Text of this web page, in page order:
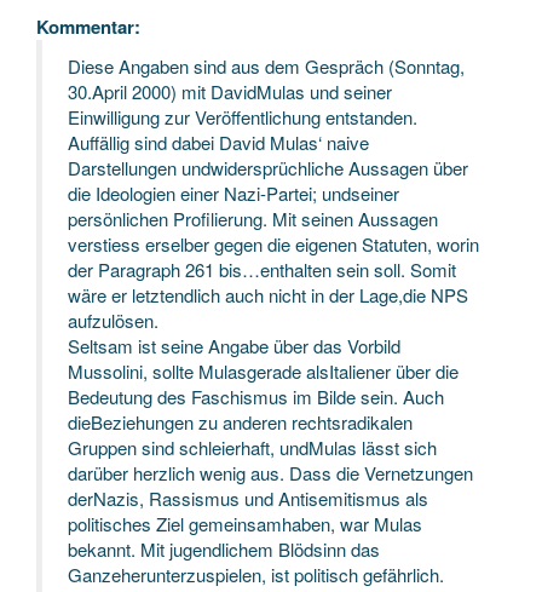
Kommentar:
Diese Angaben sind aus dem Gespräch (Sonntag,
30.April 2000) mit DavidMulas und seiner
Einwilligung zur Veröffentlichung entstanden.
Auffällig sind dabei David Mulas‘ naive
Darstellungen undwidersprüchliche Aussagen über
die Ideologien einer Nazi-Partei; undseiner
persönlichen Profilierung. Mit seinen Aussagen
verstiess erselber gegen die eigenen Statuten, worin
der Paragraph 261 bis…enthalten sein soll. Somit
wäre er letztendlich auch nicht in der Lage,die NPS
aufzulösen.
Seltsam ist seine Angabe über das Vorbild
Mussolini, sollte Mulasgerade alsItaliener über die
Bedeutung des Faschismus im Bilde sein. Auch
dieBeziehungen zu anderen rechtsradikalen
Gruppen sind schleierhaft, undMulas lässt sich
darüber herzlich wenig aus. Dass die Vernetzungen
derNazis, Rassismus und Antisemitismus als
politisches Ziel gemeinsamhaben, war Mulas
bekannt. Mit jugendlichem Blödsinn das
Ganzeherunterzuspielen, ist politisch gefährlich.